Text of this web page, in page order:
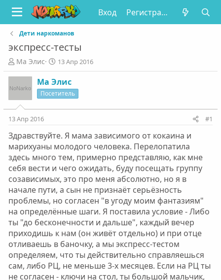
Вход Регистрация
Дети наркоманов
экспресс-тесты
А
в
т
о
р
т
е
ы
Ма Элис
Д
а
т
а
н
а
л
а
13 Апр 2016
Ма Элис
Посетитель
13 Апр 2016 #1
Здравствуйте. Я мама зависимого от кокаина и
марихуаны молодого человека. Перелопатила
здесь много тем, примерно представляю, как мне
себя вести и чего ожидать, буду посещать группу
созависимых, это про меня абсолютно, но я в
начале пути, а сын не признаёт серьёзность
проблемы, но согласен "в угоду моим фантазиям"
на определённые шаги. Я поставила условие - Либо
ты "до бесконечности и дальше", каждый вечер
приходишь к нам (он живёт отдельно) и при отце
отливаешь в баночку, а мы экспресс-тестом
определяем, что ты действительно справляешься
сам, либо РЦ, не меньше 3-х месяцев. Если на РЦ ты
не согласен - ключи на стол, ты большой мальчик,